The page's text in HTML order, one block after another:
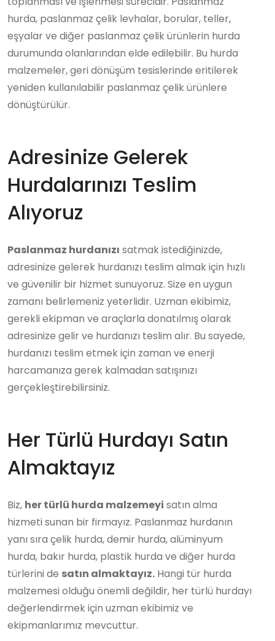
hurda, paslanmaz çelik levhalar, borular, teller,
eşyalar ve diğer paslanmaz çelik ürünlerin hurda
durumunda olanlarından elde edilebilir. Bu hurda
malzemeler, geri dönüşüm tesislerinde eritilerek
yeniden kullanılabilir paslanmaz çelik ürünlere
dönüştürülür.
Adresinize Gelerek
Hurdalarınızı Teslim
Alıyoruz
Paslanmaz hurdanızı satmak istediğinizde,
adresinize gelerek hurdanızı teslim almak için hızlı
ve güvenilir bir hizmet sunuyoruz. Size en uygun
zamanı belirlemeniz yeterlidir. Uzman ekibimiz,
gerekli ekipman ve araçlarla donatılmış olarak
adresinize gelir ve hurdanızı teslim alır. Bu sayede,
hurdanızı teslim etmek için zaman ve enerji
harcamanıza gerek kalmadan satışınızı
gerçekleştirebilirsiniz.
Her Türlü Hurdayı Satın
Almaktayız
Biz, her türlü hurda malzemeyi satın alma
hizmeti sunan bir firmayız. Paslanmaz hurdanın
yanı sıra çelik hurda, demir hurda, alüminyum
hurda, bakır hurda, plastik hurda ve diğer hurda
türlerini de satın almaktayız. Hangi tür hurda
malzemesi olduğu önemli değildir, her türlü hurdayı
değerlendirmek için uzman ekibimiz ve
ekipmanlarımız mevcuttur.